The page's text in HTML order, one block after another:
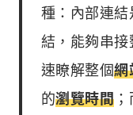
種：內部連
結，能夠串
速瞭解整個網
的瀏覽時間